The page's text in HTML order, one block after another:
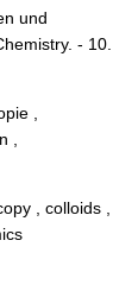
und
- 10.
,
,
, colloids ,